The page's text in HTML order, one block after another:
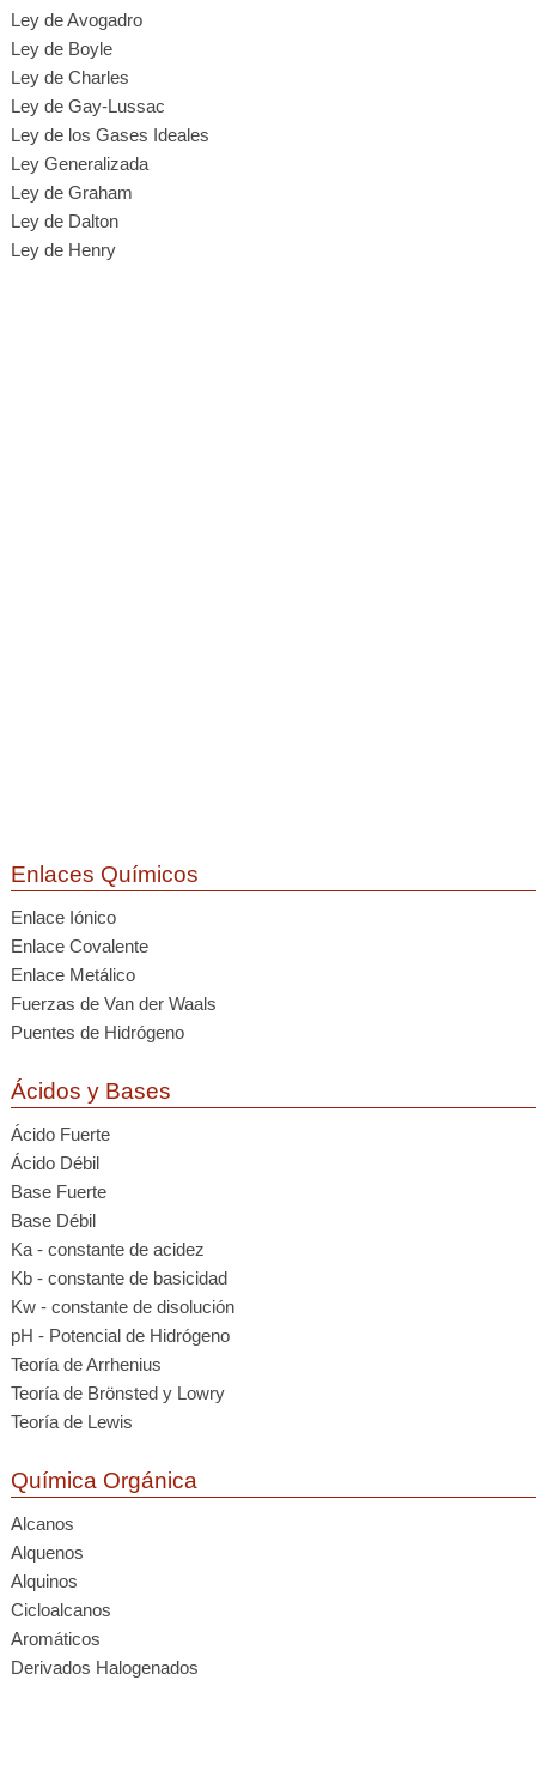
Ley de Avogadro
Ley de Boyle
Ley de Charles
Ley de Gay-Lussac
Ley de los Gases Ideales
Ley Generalizada
Ley de Graham
Ley de Dalton
Ley de Henry
Enlaces Químicos
Enlace Iónico
Enlace Covalente
Enlace Metálico
Fuerzas de Van der Waals
Puentes de Hidrógeno
Ácidos y Bases
Ácido Fuerte
Ácido Débil
Base Fuerte
Base Débil
Ka - constante de acidez
Kb - constante de basicidad
Kw - constante de disolución
pH - Potencial de Hidrógeno
Teoría de Arrhenius
Teoría de Brönsted y Lowry
Teoría de Lewis
Química Orgánica
Alcanos
Alquenos
Alquinos
Cicloalcanos
Aromáticos
Derivados Halogenados